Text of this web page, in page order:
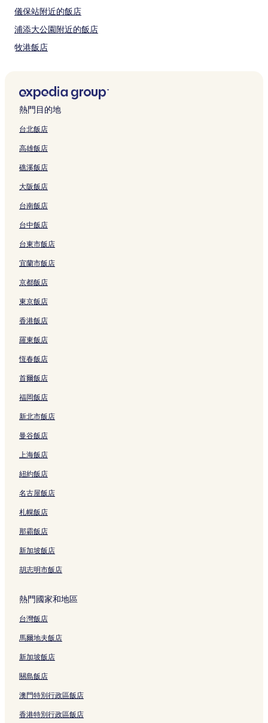
可
能
受
到
制。
沖繩縣立博物館暨美術館
如何前往宜野灣熱帶海灘
儀保站附近的飯店
浦添大公園附近的飯店
牧港飯店
美之湯溫泉別墅附近的飯店
美國村購物中心附近的飯店
澤岻飯店
宜野灣熱帶海灘附近的飯店
沖繩會議中心附近的飯店
石嶺車站附近的飯店
宜野灣海濱公園附近的飯店
沖繩島時裝新天地附近的飯店
港川外人住宅區飯店
Araha 海灘附近的飯店
羽衣市場附近的飯店
沖繩美國海軍醫院附近的飯店
通往天堂的階梯附近的飯店
佐喜眞美術館附近的飯店
日落海灘附近的飯店
嘉數飯店
桑江飯店
野嵩飯店
安良波公園附近的飯店
安波茶飯店
勢理客飯店
普天間飯店
美國村附近的飯店
宜野灣都市博物館附近的飯店
普天間空軍基地附近的飯店
普天滿宮附近的飯店
沖繩國立劇場附近的飯店
熱門目的地
台北飯店
高雄飯店
礁溪飯店
大阪飯店
台南飯店
台中飯店
台東市飯店
宜蘭市飯店
京都飯店
東京飯店
香港飯店
羅東飯店
恆春飯店
首爾飯店
福岡飯店
新北市飯店
曼谷飯店
上海飯店
紐約飯店
名古屋飯店
札幌飯店
那霸飯店
新加坡飯店
胡志明市飯店
熱門國家和地區
台灣飯店
馬爾地夫飯店
新加坡飯店
關島飯店
澳門特別行政區飯店
香港特別行政區飯店